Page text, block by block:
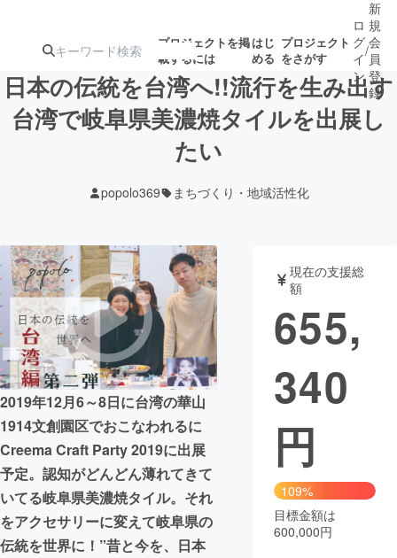
プロジェクトを掲
載するには
はじ
める
プロジェクト
をさがす
注目の新着プロ募集終了が近いプ
テクノロジー・ガジェット
映像・映画 書籍・雑誌
ビジネス・起業 チャレンジ
まちづくり・地域活性化
CAMPFIRE for Social Good
CAMPFIRE Creation
CAMPFIREふるさと納税
コミュニティ
ロ
グ
イ
ン
/
新
規
会
員
登
録
日本の伝統を台湾へ!!流行を生み出す
台湾で岐阜県美濃焼タイルを出展し
たい
popolo369 まちづくり・地域活性化
2019年12月6～8日に台湾の華山
1914文創園区でおこなわれるに
Creema Craft Party 2019に出展
予定。認知がどんどん薄れてきて
いてる岐阜県美濃焼タイル。それ
をアクセサリーに変えて岐阜県の
伝統を世界に！”昔と今を、日本
現在の支援総
額
655,
340
円
109%
目標金額は
600,000円